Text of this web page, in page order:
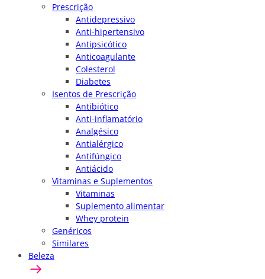
Prescrição
Antidepressivo
Anti-hipertensivo
Antipsicótico
Anticoagulante
Colesterol
Diabetes
Isentos de Prescrição
Antibiótico
Anti-inflamatório
Analgésico
Antialérgico
Antifúngico
Antiácido
Vitaminas e Suplementos
Vitaminas
Suplemento alimentar
Whey protein
Genéricos
Similares
Beleza